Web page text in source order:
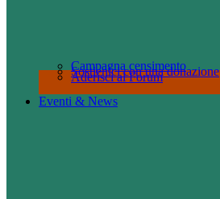
Aderisci al Forum
Sostienici con una donazione
Campagna censimento
Eventi & News